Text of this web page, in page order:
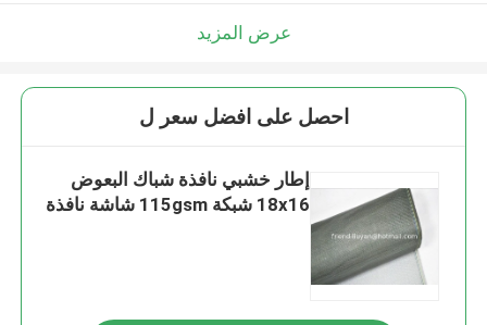
عرض المزيد
احصل على افضل سعر ل
إطار خشبي نافذة شباك البعوض
18x16 شبكة 115gsm شاشة نافذة